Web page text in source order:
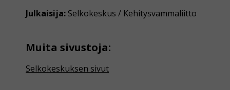
Julkaisija: Selkokeskus / Kehitysvammaliitto
Muita sivustoja:
Selkokeskuksen sivut